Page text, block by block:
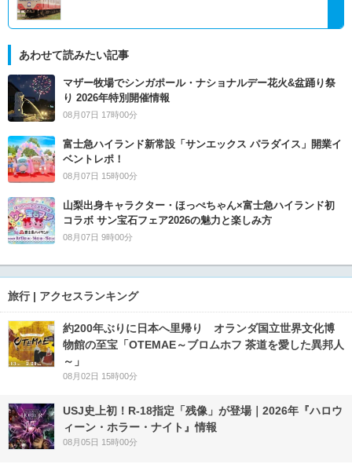
あわせて読みたい記事
マザー牧場でシンガポール・ナショナルデー花火&盆踊り祭
り 2026年特別開催情報
08月07日 17時00分
富士急ハイランド新常設「サンエックス パラダイス」開業イ
ベントレポ！
08月07日 15時00分
山梨出身キャラクター・ほっぺちゃん×富士急ハイランド初
コラボ サン宝石フェア2026の魅力と楽しみ方
08月07日 9時00分
旅行 | アクセスランキング
約200年ぶりに日本へ里帰り オランダ国立世界文化博
物館の至宝「OTEMAE～ブロムホフ 茶道を愛した異邦人
～」
08月02日 15時00分
USJ史上初！R-18指定「残像」が登場｜2026年『ハロウ
ィーン・ホラー・ナイト』情報
08月05日 15時00分